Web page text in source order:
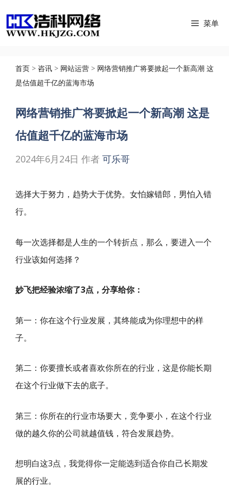
至
菜单
首页 > 咨讯 > 网站运营 > 网络营销推广将要掀起一个新高潮 这
是估值超千亿的蓝海市场
网络营销推广将要掀起一个新高潮 这是
估值超千亿的蓝海市场
2024年6月24日 作者 可乐哥
选择大于努力，趋势大于优势。女怕嫁错郎，男怕入错
行。
每一次选择都是人生的一个转折点，那么，要进入一个
行业该如何选择？
妙飞把经验浓缩了3点，分享给你：
第一：你在这个行业发展，其终能成为你理想中的样
子。
第二：你要擅长或者喜欢你所在的行业，这是你能长期
在这个行业做下去的底子。
第三：你所在的行业市场要大，竞争要小，在这个行业
做的越久你的公司就越值钱，符合发展趋势。
想明白这3点，我觉得你一定能选到适合你自己长期发
展的行业。